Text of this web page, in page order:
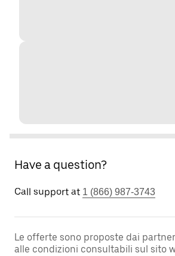
Have a question?
Call support at 1 (866) 987-3743
Le offerte sono proposte dai
alle condizioni consultabili sul sito